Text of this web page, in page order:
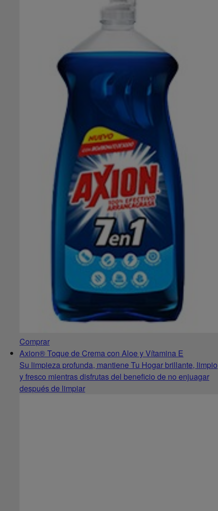
Comprar
Axion® Toque de Crema con Aloe y Vítamina E
Su limpieza profunda, mantiene Tu Hogar brillante, limpio
y fresco mientras disfrutas del beneficio de no enjuagar
después de limpiar